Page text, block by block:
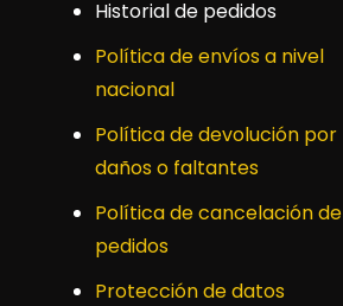
Historial de pedidos
Política de envíos a nivel
nacional
Política de devolución por
daños o faltantes
Política de cancelación de
pedidos
Protección de datos